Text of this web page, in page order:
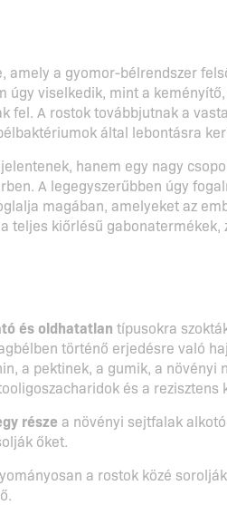
amely a gyomor-bélrendszer
úgy viselkedik, mint a
fel. A rostok továbbjutnak a
által lebontásra
hanem egy nagy
A legegyszerűbben úgy
magában, amelyeket az
teljes kiőrlésű
és oldhatatlan típusokra
történő erjedésre való
a pektinek, a gumik, a
és a rezisztens
része a növényi sejtfalak
őket.
a rostok közé